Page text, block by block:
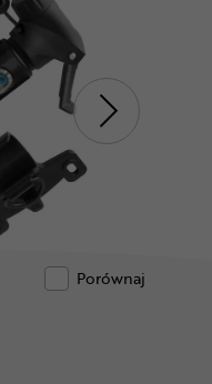
Porównaj